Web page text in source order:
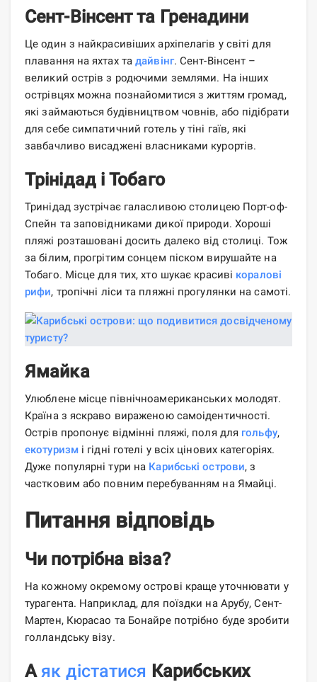
Сент-Вінсент та Гренадини
Це один з найкрасивіших архіпелагів у світі для
плавання на яхтах тадайвінг. Сент-Вінсент –
великий острів з родючими землями. На інших
острівцях можна познайомитися з життям громад,
які займаються будівництвом човнів, або підібрати
для себе симпатичний готель у тіні гаїв, які
завбачливо висаджені власниками курортів.
Трінідад і Тобаго
Тринідад зустрічає галасливою столицею Порт-оф-
Спейн та заповідниками дикої природи. Хороші
пляжі розташовані досить далеко від столиці. Тож
за білим, прогрітим сонцем піском вирушайте на
Тобаго. Місце для тих, хто шукає красиві коралові
рифи, тропічні ліси та пляжні прогулянки на самоті.
Ямайка
Улюблене місце північноамериканських молодят.
Країна з яскраво вираженою самоідентичності.
Острів пропонує відмінні пляжі, поля для гольфу,
екотуризмі гідні готелі у всіх цінових категоріях.
Дуже популярні тури на Карибські острови, з
частковим або повним перебуванням на Ямайці.
Питання відповідь
Чи потрібна віза?
На кожному окремому острові краще уточнювати у
турагента. Наприклад, для поїздки на Арубу, Сент-
Мартен, Кюрасао та Бонайре потрібно буде зробити
голландську візу.
А як дістатися Карибських